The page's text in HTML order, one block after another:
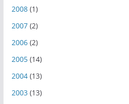
2008(1)
2007(2)
2006(2)
2005(14)
2004(13)
2003(13)